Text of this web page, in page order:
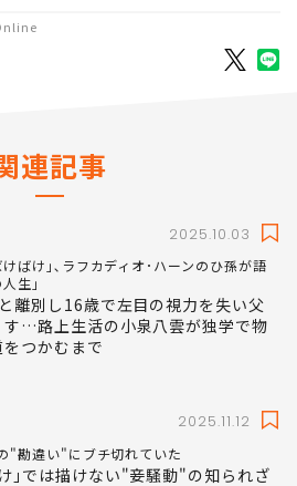
連記事
2025.10.03
ばけ｣､ラフカディオ･ハーンのひ孫が語
生｣
離別し16歳で左目の視力を失い父
す…路上生活の小泉八雲が独学で物
つかむまで
2025.11.12
"勘違い"にブチ切れていた
｣では描けない"妾騒動"の知られざ